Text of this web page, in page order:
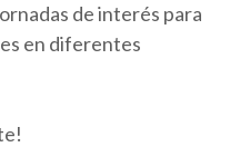
de interés para
en diferentes